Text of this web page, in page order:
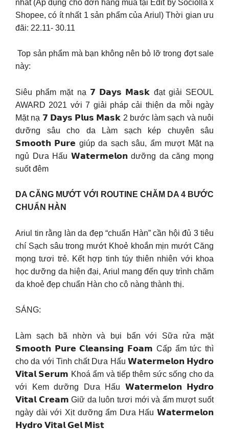
nhất (Áp dụng cho đơn hàng mua tại Edit by Sociolla x
Shopee, có ít nhất 1 sản phẩm của Ariul) Thời gian ưu
đãi: 22.11- 30.11
️ Top sản phẩm mà bạn không nên bỏ lỡ trong đợt sale
này:
Siêu phẩm mặt nạ 𝟳 𝗗𝗮𝘆𝘀 𝗠𝗮𝘀𝗸 đạt giải SEOUL
AWARD 2021 với 7 giải pháp cải thiện da mỗi ngày
Mặt nạ 𝟳 𝗗𝗮𝘆𝘀 𝗣𝗹𝘂𝘀 𝗠𝗮𝘀𝗸 2 bước làm sạch và nuôi
dưỡng sâu cho da Làm sạch kép chuyên sâu
𝗦𝗺𝗼𝗼𝘁𝗵 𝗣𝘂𝗿𝗲 giúp da sạch sâu, ẩm mượt Mặt nạ
ngủ Dưa Hấu 𝗪𝗮𝘁𝗲𝗿𝗺𝗲𝗹𝗼𝗻 dưỡng da căng mọng
suốt đêm
DA CĂNG MƯỚT VỚI ROUTINE CHĂM DA 4 BƯỚC
CHUẨN HÀN
Ariul tin rằng làn da đẹp “chuẩn Hàn” cần hội đủ 3 tiêu
chí Sạch sâu trong mướt Khoẻ khoắn mịn mướt Căng
mọng tươi trẻ. Kết hợp tinh túy thiên nhiên với khoa
học dưỡng da hiện đại, Ariul mang đến quy trình chăm
da khoẻ đẹp chuẩn Hàn cho cô nàng thành thị.
SÁNG:
Làm sạch bã nhờn và bụi bẩn với Sữa rửa mặt
𝗦𝗺𝗼𝗼𝘁𝗵 𝗣𝘂𝗿𝗲 𝗖𝗹𝗲𝗮𝗻𝘀𝗶𝗻𝗴 𝗙𝗼𝗮𝗺 Cấp ẩm tức thì
cho da với Tinh chất Dưa Hấu 𝗪𝗮𝘁𝗲𝗿𝗺𝗲𝗹𝗼𝗻 𝗛𝘆𝗱𝗿𝗼
𝗩𝗶𝘁𝗮𝗹 𝗦𝗲𝗿𝘂𝗺 Khoá ẩm và tiếp thêm sức sống cho da
với Kem dưỡng Dưa Hấu 𝗪𝗮𝘁𝗲𝗿𝗺𝗲𝗹𝗼𝗻 𝗛𝘆𝗱𝗿𝗼
𝗩𝗶𝘁𝗮𝗹 𝗖𝗿𝗲𝗮𝗺 Giữ da luôn tươi mới và ẩm mượt suốt
ngày dài với Xịt dưỡng ẩm Dưa Hấu 𝗪𝗮𝘁𝗲𝗿𝗺𝗲𝗹𝗼𝗻
𝗛𝘆𝗱𝗿𝗼 𝗩𝗶𝘁𝗮𝗹 𝗚𝗲𝗹 𝗠𝗶𝘀𝘁